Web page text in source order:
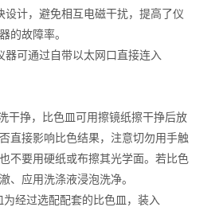
设计，避免相互电磁干扰，提高了仪
的故障率。
器可通过自带以太网口直接连入
干挣，比色皿可用擦镜纸擦干挣后放
直接影响比色结果，注意切勿用手触
不要用硬纸或布擦其光学面。若比色
、应用洗涤液浸泡洗净。
经过选配配套的比色皿，装入